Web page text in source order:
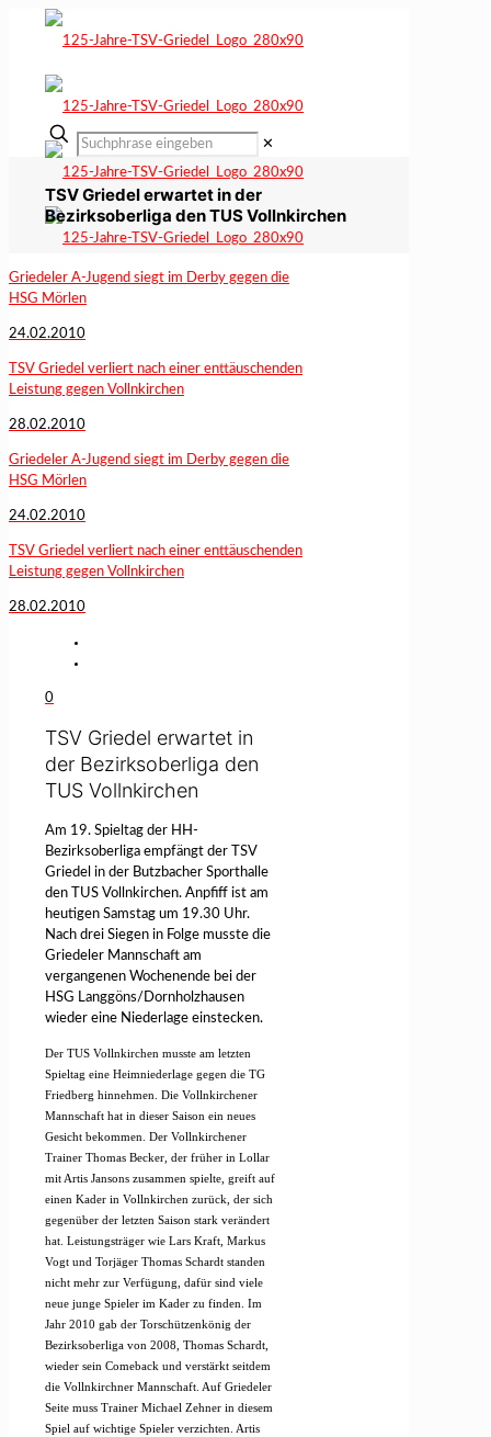
✕
TSV Griedel erwartet in der
Bezirksoberliga den TUS Vollnkirchen
Griedeler A-Jugend siegt im Derby gegen die
HSG Mörlen
24.02.2010
TSV Griedel verliert nach einer enttäuschenden
Leistung gegen Vollnkirchen
28.02.2010
Griedeler A-Jugend siegt im Derby gegen die
HSG Mörlen
24.02.2010
TSV Griedel verliert nach einer enttäuschenden
Leistung gegen Vollnkirchen
28.02.2010
0
TSV Griedel erwartet in
der Bezirksoberliga den
TUS Vollnkirchen
Am 19. Spieltag der HH-
Bezirksoberliga empfängt der TSV
Griedel in der Butzbacher Sporthalle
den TUS Vollnkirchen. Anpfiff ist am
heutigen Samstag um 19.30 Uhr.
Nach drei Siegen in Folge musste die
Griedeler Mannschaft am
vergangenen Wochenende bei der
HSG Langgöns/Dornholzhausen
wieder eine Niederlage einstecken.
Der TUS Vollnkirchen musste am letzten
Spieltag eine Heimniederlage gegen die TG
Friedberg hinnehmen. Die Vollnkirchener
Mannschaft hat in dieser Saison ein neues
Gesicht bekommen. Der Vollnkirchener
Trainer Thomas Becker, der früher in Lollar
mit Artis Jansons zusammen spielte, greift auf
einen Kader in Vollnkirchen zurück, der sich
gegenüber der letzten Saison stark verändert
hat. Leistungsträger wie Lars Kraft, Markus
Vogt und Torjäger Thomas Schardt standen
nicht mehr zur Verfügung, dafür sind viele
neue junge Spieler im Kader zu finden. Im
Jahr 2010 gab der Torschützenkönig der
Bezirksoberliga von 2008, Thomas Schardt,
wieder sein Comeback und verstärkt seitdem
die Vollnkirchner Mannschaft. Auf Griedeler
Seite muss Trainer Michael Zehner in diesem
Spiel auf wichtige Spieler verzichten. Artis